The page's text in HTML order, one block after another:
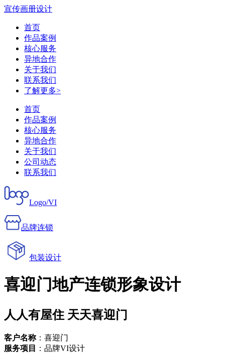
宣传画册设计
首页
作品案例
核心服务
异地合作
关于我们
联系我们
了解更多>
首页
作品案例
核心服务
异地合作
关于我们
公司动态
联系我们
Logo/VI
品牌连锁
包装设计
喜迎门地产连锁形象设计
人人有屋住 天天喜迎门
客户名称：喜迎门
服务项目
：品牌VI设计